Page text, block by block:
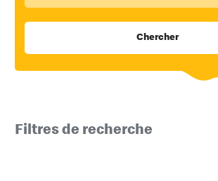
Chercher
Filtres de recherche